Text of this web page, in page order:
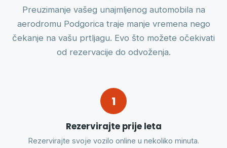
Preuzimanje vašeg unajmljenog automobila na
aerodromu Podgorica traje manje vremena nego
čekanje na vašu prtljagu. Evo što možete očekivati
od rezervacije do odvoženja.
1
Rezervirajte prije leta
Rezervirajte svoje vozilo online u nekoliko minuta.